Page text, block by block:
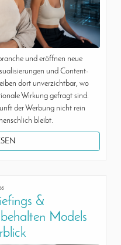
und eröffnen neue
und Content-
dort unverzichtbar, wo
Wirkung gefragt sind.
der Werbung nicht rein
bleibt.
&
Models